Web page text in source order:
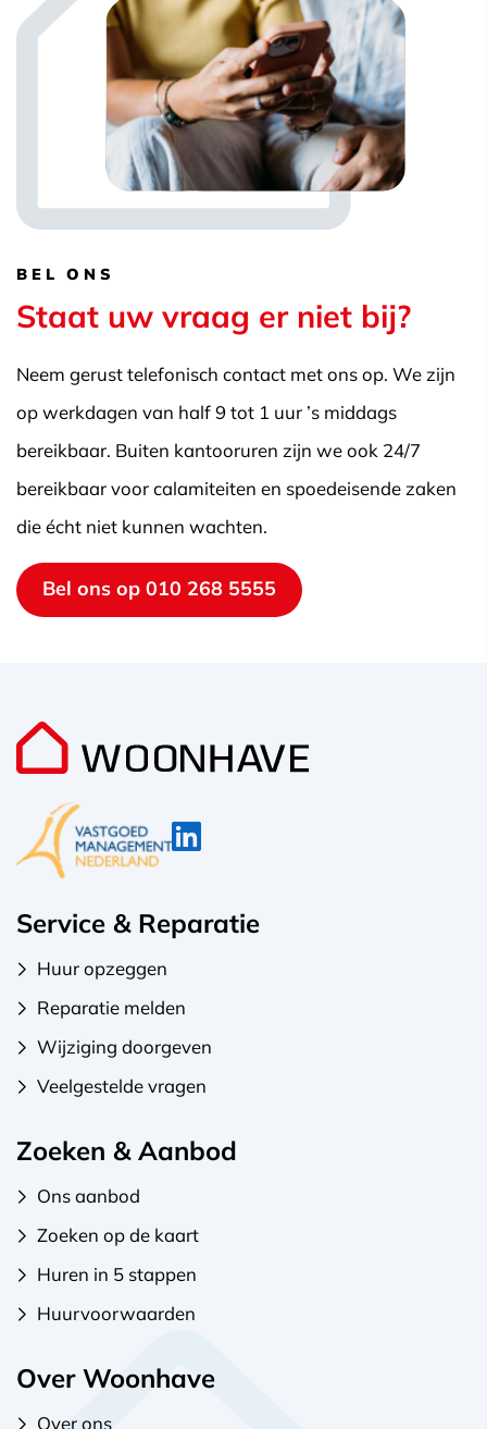
BEL ONS
Staat uw vraag er niet bij?
Neem gerust telefonisch contact met ons op. We zijn
op werkdagen van half 9 tot 1 uur ’s middags
bereikbaar. Buiten kantooruren zijn we ook 24/7
bereikbaar voor calamiteiten en spoedeisende zaken
die écht niet kunnen wachten.
Bel ons op 010 268 5555
Service & Reparatie
Huur opzeggen
Reparatie melden
Wijziging doorgeven
Veelgestelde vragen
Zoeken & Aanbod
Ons aanbod
Zoeken op de kaart
Huren in 5 stappen
Huurvoorwaarden
Over Woonhave
Over ons